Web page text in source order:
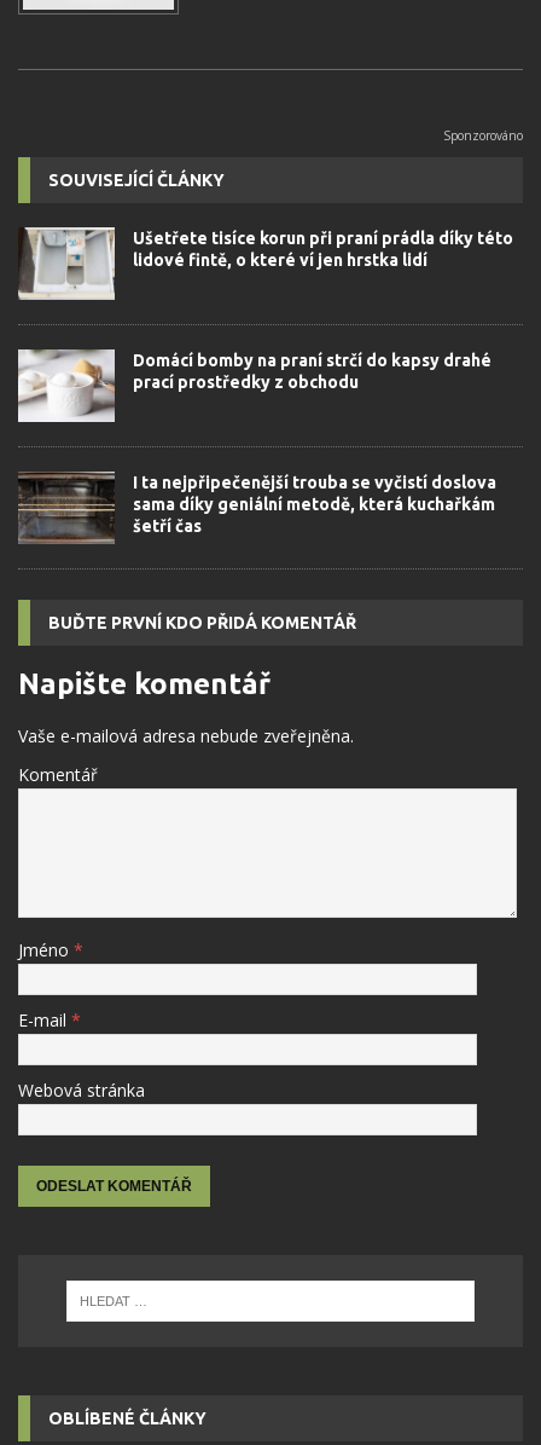
SOUVISEJÍCÍ ČLÁNKY
Ušetřete tisíce korun při praní prádla díky této
lidové fintě, o které ví jen hrstka lidí
Domácí bomby na praní strčí do kapsy drahé
prací prostředky z obchodu
I ta nejpřipečenější trouba se vyčistí doslova
sama díky geniální metodě, která kuchařkám
šetří čas
BUĎTE PRVNÍ KDO PŘIDÁ KOMENTÁŘ
Napište komentář
Vaše e-mailová adresa nebude zveřejněna.
Komentář
Jméno *
E-mail *
Webová stránka
OBLÍBENÉ ČLÁNKY